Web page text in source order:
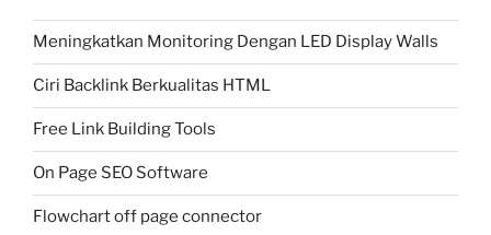
Meningkatkan Monitoring Dengan LED Display Walls
Ciri Backlink Berkualitas HTML
Free Link Building Tools
On Page SEO Software
Flowchart off page connector